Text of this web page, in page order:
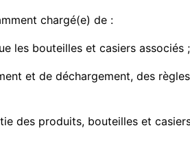
chargé(e) de :
les bouteilles et casiers associés ;
et de déchargement, des
des produits, bouteilles et